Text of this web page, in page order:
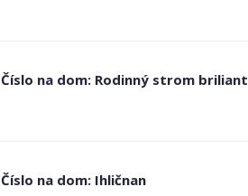
Číslo na dom: Rodinný strom briliant
Číslo na dom: Ihličnan